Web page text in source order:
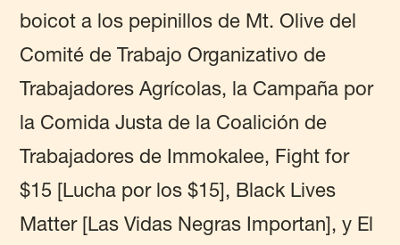
boicot a los pepinillos de Mt. Olive del
Comité de Trabajo Organizativo de
Trabajadores Agrícolas, la Campaña por
la Comida Justa de la Coalición de
Trabajadores de Immokalee, Fight for
$15 [Lucha por los $15], Black Lives
Matter [Las Vidas Negras Importan], y El